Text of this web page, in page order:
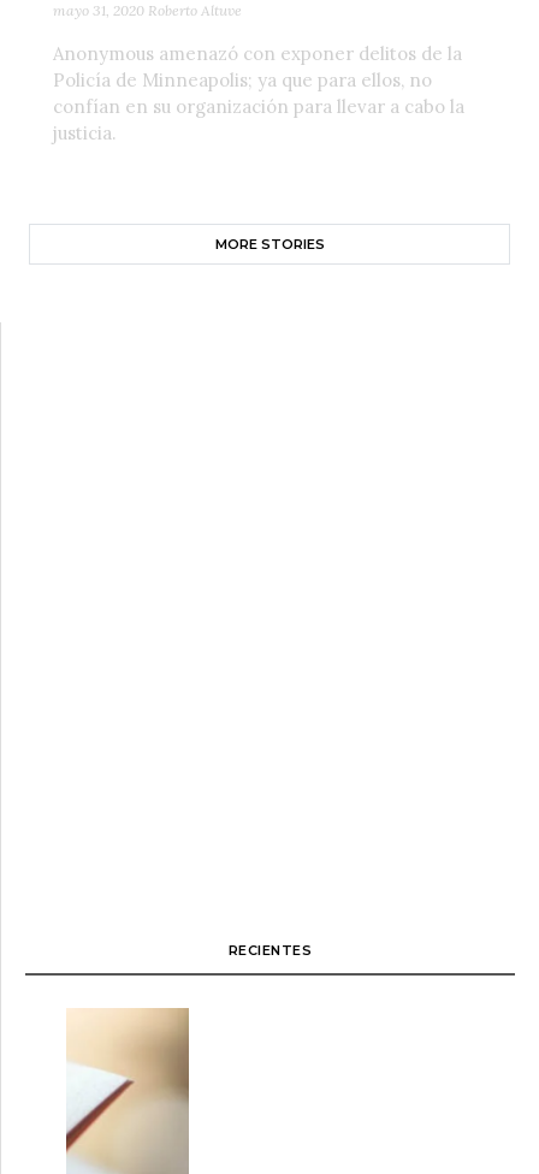
mayo 31, 2020 Roberto Altuve
Anonymous amenazó con exponer delitos de la
Policía de Minneapolis; ya que para ellos, no
confían en su organización para llevar a cabo la
justicia.
MORE STORIES
RECIENTES